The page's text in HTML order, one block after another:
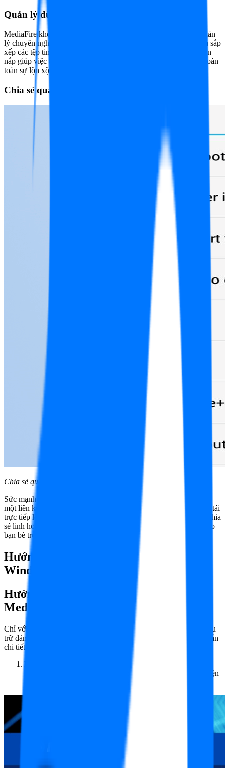
Quản lý dữ liệu thông minh
MediaFire không chỉ là nơi chứa file, mà còn là một hệ thống quản
lý chuyên nghiệp. Bạn có thể dễ dàng tạo thư mục, di chuyển và sắp
xếp các tệp tin theo ý muốn. Khả năng hệ thống hóa dữ liệu ngăn
nắp giúp việc tìm kiếm tệp tin sau này trở nên thần tốc, loại bỏ hoàn
toàn sự lộn xộn trong kho lưu trữ của bạn.
Chia sẻ qua email, Facebook, Twitter
Chia sẻ qua email, Facebook, Twitter
Sức mạnh của MediaFire nằm ở khả năng lan tỏa dữ liệu. Chỉ với
một liên kết duy nhất, bạn có thể gửi tệp tin qua Email hoặc đăng tải
trực tiếp lên các mạng xã hội như Facebook, Twitter. Tính năng chia
sẻ linh hoạt này giúp việc cộng tác nhóm hay gửi dữ liệu nặng cho
bạn bè trở nên đơn giản hơn bao giờ hết.
Hướng dẫn cài đặt
Mediafire cho
Windows
Hướng dẫn tải và cài đặt phần mềm
Mediafire cho Windows
Chỉ với vài thao tác đơn giản, bạn sẽ kích hoạt ngay phần mềm lưu
trữ đám mây của riêng mình. Hãy bắt đầu theo các bước hướng dẫn
chi tiết dưới đây:
Hãy truy cập vào trang chủ chính thức của
MediaFire do downloadphanmem.vn cung cấp giao diện hiện
đại và trực quan sẽ hiện ra, sẵn sàng chào đón bạn.